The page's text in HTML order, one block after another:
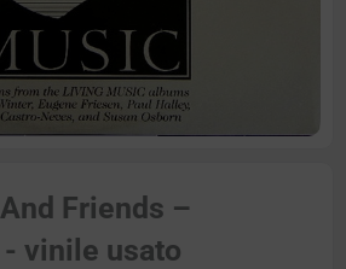
Friends –
vinile usato